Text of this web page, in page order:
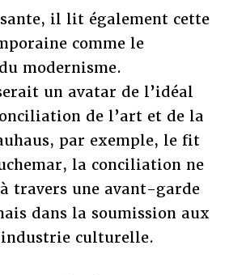
il lit également cette
comme le
modernisme.
un avatar de l’idéal
de l’art et de la
par exemple, le fit
la conciliation ne
travers une avant-garde
dans la soumission aux
culturelle.